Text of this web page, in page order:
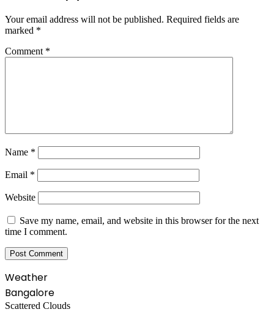
Your email address will not be published. Required fields are
marked *
Comment *
Name *
Email *
Website
Save my name, email, and website in this browser for the next
time I comment.
Weather
Bangalore
Scattered Clouds